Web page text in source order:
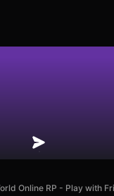
Online RP - Play with